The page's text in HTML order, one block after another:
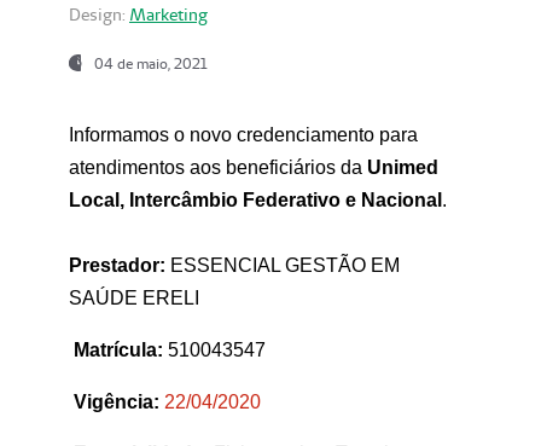
Design: Marketing
04 de maio, 2021
Informamos o novo credenciamento para
atendimentos aos beneficiários da Unimed
Local, Intercâmbio Federativo e Nacional .
Prestador: ESSENCIAL GESTÃO EM
SAÚDE ERELI
Matrícula: 510043547
Vigência: 22/04/2020